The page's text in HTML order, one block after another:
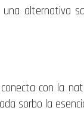
alternativa
con la
sorbo la